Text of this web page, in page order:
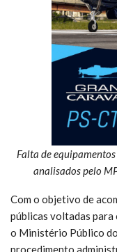
Falta de
analisados pelo
Com o objetivo de
públicas voltadas para
o Ministério Público